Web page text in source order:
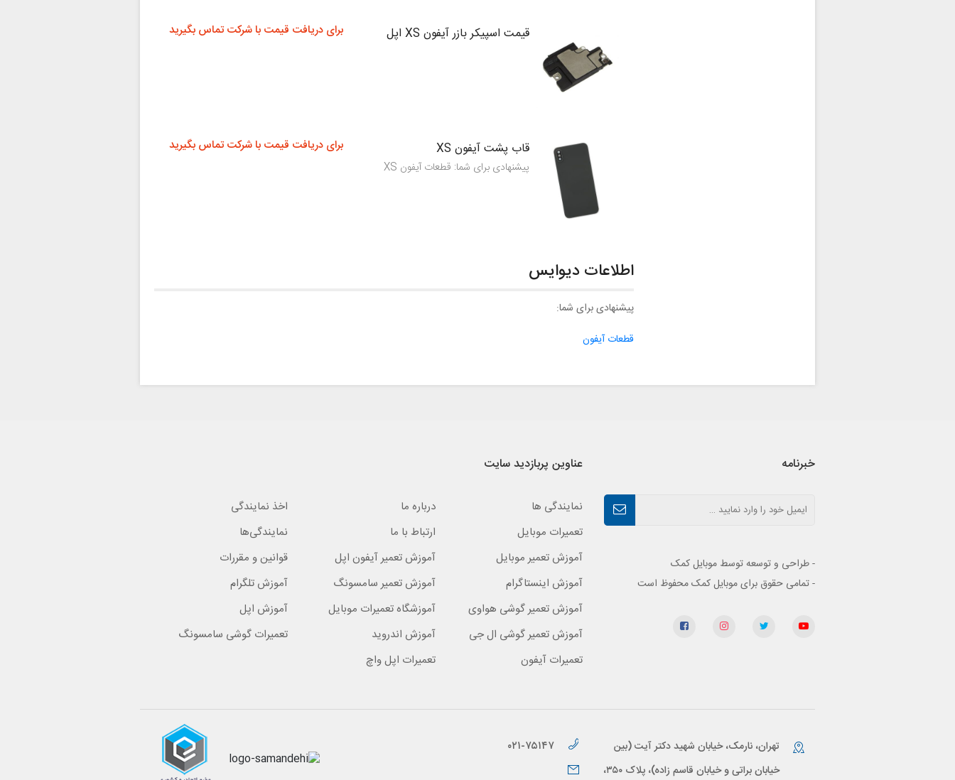
قیمت اسپیکر بازر آیفون XS اپل برای دریافت قیمت با شرکت تماس بگیرید
قاب پشت آیفون XS
پیشنهادی برای شما: قطعات آیفون XS
برای دریافت قیمت با شرکت تماس بگیرید
اطلاعات دیوایس
پیشنهادی برای شما:
قطعات آیفون
خبرنامه
- طراحی و توسعه توسط موبایل کمک
- تمامی حقوق برای موبایل کمک محفوظ است
عناوین پربازدید سایت
نمایندگی ها درباره ما
اخذ نمایندگی
تعمیرات موبایل
ارتباط با ما
نمایندگی‌ها
آموزش تعمیر موبایل
آموزش تعمیر آیفون اپل
قوانین و مقررات
آموزش اینستاگرام
آموزش تعمیر سامسونگ
آموزش تلگرام
آموزش تعمیر گوشی هواوی
آموزشگاه تعمیرات موبایل
آموزش اپل
آموزش تعمیر گوشی ال جی
آموزش اندروید
تعمیرات گوشی سامسونگ
تعمیرات آیفون
تعمیرات اپل واچ
تهران، نارمک، خیابان شهید دکتر آیت (بین
خیابان براتی و خیابان قاسم زاده)، پلاک ۳۵۰،
۰۲۱-۷۵۱۴۷